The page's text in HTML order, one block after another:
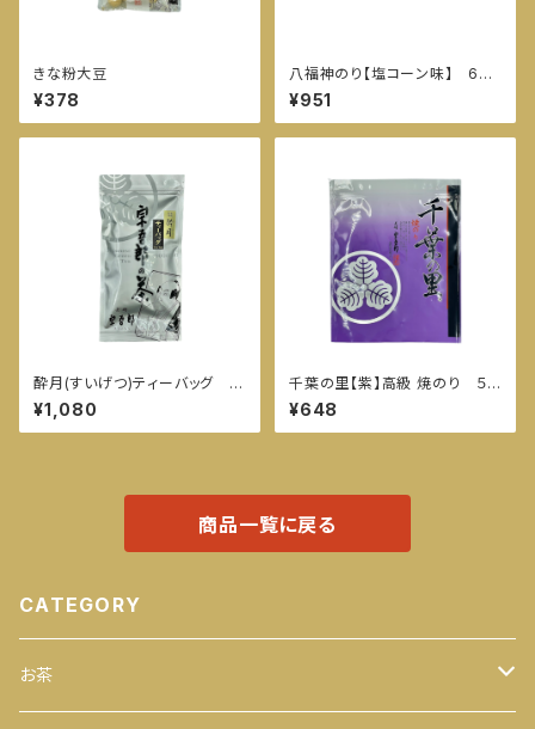
きな粉大豆
¥378
八福神のり【塩コーン味】 60
枚入
¥951
酔月(すいげつ)ティーバッグ 15
袋入
¥1,080
千葉の里【紫】高級 焼のり ５
枚入
¥648
商品一覧に戻る
CATEGORY
お茶